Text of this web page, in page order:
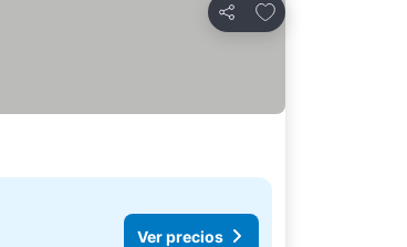
Compartir
Agregar a favoritos
Ver precios